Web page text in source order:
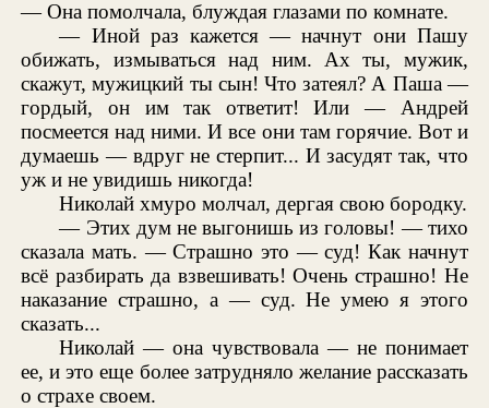
— Она помолчала, блуждая глазами по комнате.
— Иной раз кажется — начнут они Пашу
обижать, измываться над ним. Ах ты, мужик,
скажут, мужицкий ты сын! Что затеял? А Паша —
гордый, он им так ответит! Или — Андрей
посмеется над ними. И все они там горячие. Вот и
думаешь — вдруг не стерпит... И засудят так, что
уж и не увидишь никогда!
Николай хмуро молчал, дергая свою бородку.
— Этих дум не выгонишь из головы! — тихо
сказала мать. — Страшно это — суд! Как начнут
всё разбирать да взвешивать! Очень страшно! Не
наказание страшно, а — суд. Не умею я этого
сказать...
Николай — она чувствовала — не понимает
ее, и это еще более затрудняло желание рассказать
о страхе своем.